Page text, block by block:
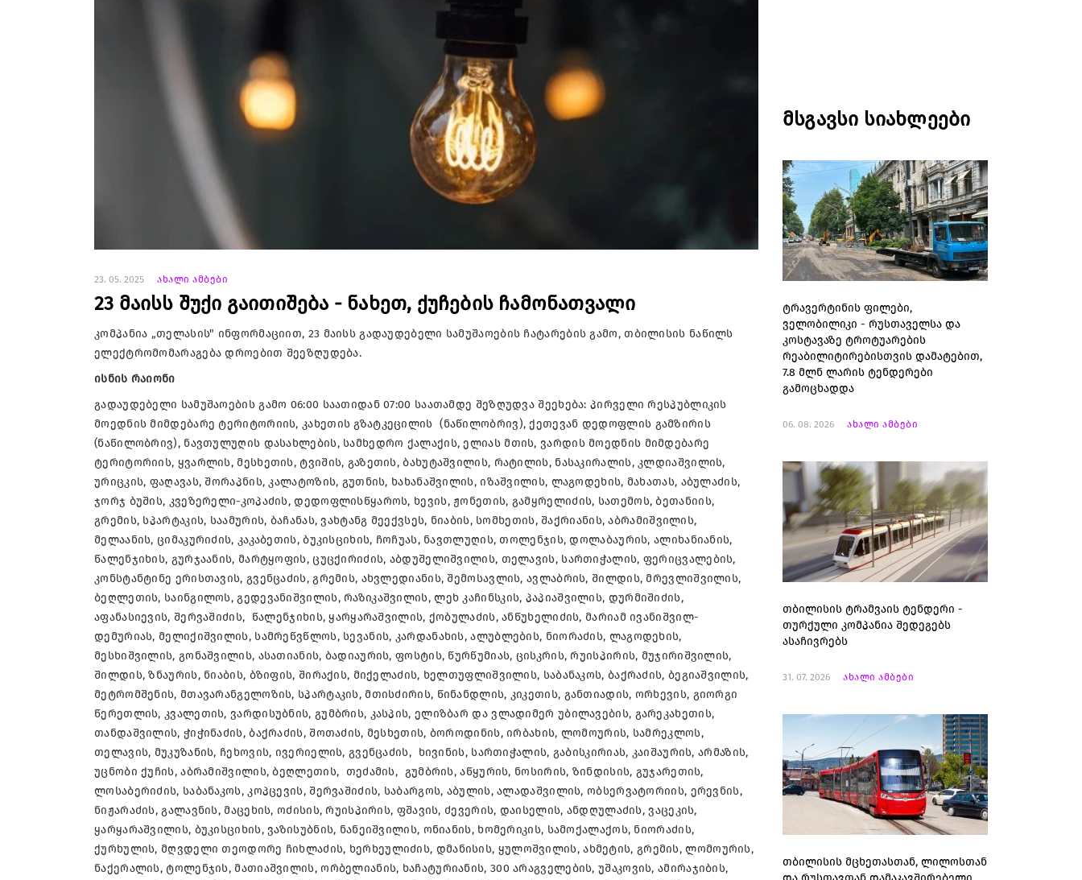
23. 05. 2025 ახალი ამბები
23 მაისს შუქი გაითიშება - ნახეთ, ქუჩების ჩამონათვალი
კომპანია „თელასის" ინფორმაციით, 23 მაისს გადაუდებელი სამუშაოების ჩატარების გამო, თბილისის ნაწილს
ელექტრომომარაგება დროებით შეეზღუდება.
ისნის რაიონი
გადაუდებელი სამუშაოების გამო 06:00 საათიდან 07:00 საათამდე შეზღუდვა შეეხება: პირველი რესპუბლიკის
მოედნის მიმდებარე ტერიტორიის, კახეთის გზატკეცილის (ნაწილობრივ), ქეთევან დედოფლის გამზირის
(ნაწილობრივ), ნავთულუღის დასახლების, სამხედრო ქალაქის, ელიას მთის, ვარდის მოედნის მიმდებარე
ტერიტორიის, ყვარლის, მესხეთის, ტვიშის, გაზეთის, ბახუტაშვილის, რატილის, ნასაკირალის, კლდიაშვილის,
ურიცკის, ფაღავას, შორაპნის, კალატოზის, გუთნის, ხახანაშვილის, იზაშვილის, ლაგოდეხის, მახათას, აბულაძის,
ჯორჯ ბუშის, კვეზერელი-კოპაძის, დედოფლისწყაროს, ხევის, ჟონეთის, გამყრელიძის, სათემოს, ბეთანიის,
გრემის, სპარტაკის, საამურის, ბაჩანას, ვახტანგ მეექვსეს, ნიაბის, სომხეთის, შაქრიანის, აბრამიშვილის,
მელაანის, ციმაკურიძის, კაკაბეთის, ბუკისციხის, ჩოჩუას, ნავთლუღის, თოლენჯის, დოლაბაურის, ალიხანიანის,
წალენჯიხის, გურჯაანის, მარტყოფის, ცუცქირიძის, აბდუშელიშვილის, თელავის, სართიჭალის, ფერიცვალების,
კონსტანტინე ერისთავის, გვენცაძის, გრემის, ახვლედიანის, შემოსავლის, ავლაბრის, შილდის, მრევლიშვილის,
ბეღლეთის, საინგილოს, გედევანიშვილის, რაზიკაშვილის, ლეხ კაჩინსკის, პაპიაშვილის, დურმიშიძის,
აფანასიევის, შერვაშიძის, წალენჯიხის, ყარყარაშვილის, ქობულაძის, ანწუხელიძის, მარიამ ივანიშვილ-
დემურიას, მელიქიშვილის, სამრეწვწლოს, სევანის, კარდანახის, ალუბლების, ნიორაძის, ლაგოდეხის,
მესხიშვილის, გონაშვილის, ასათიანის, ბადიაურის, ფოსტის, წურწუმიას, ცისკრის, რუისპირის, მუჯირიშვილის,
შილდის, ზნაურის, ნიაბის, ბზიფის, შირაქის, მიქელაძის, ხელთუფლიშვილის, საბანაკოს, ბაქრაძის, ბეგიაშვილის,
მეტრომშენის, მთავარანგელოზის, სპარტაკის, მთისძირის, წინანდლის, კიკეთის, განთიადის, ორხევის, გიორგი
წერეთლის, კვალეთის, ვარდისუბნის, გუმბრის, კასპის, ელიზბარ და ვლადიმერ უბილავების, გარეკახეთის,
თანდაშვილის, ჭიჭინაძის, ბაქრაძის, შოთაძის, მესხეთის, ბოროდინის, ირბახის, ლომოურის, სამრეკლოს,
თელავის, მუკუზანის, ჩეხოვის, ივერიელის, გვენცაძის, ხივინის, სართიჭალის, გაბისკირიას, კაიშაურის, არმაზის,
უცნობი ქუჩის, აბრამიშვილის, ბეღლეთის, თეძამის, გუმბრის, აწყურის, ნოსირის, ზინდისის, გუჯარეთის,
ლოსაბერიძის, საბანაკოს, კოპცევის, შერვაშიძის, საბარგოს, აბულის, ალადაშვილის, ობსერვატორიის, ერევნის,
ნიჟარაძის, გალავნის, მაცეხის, ოძისის, რუისპირის, ფშავის, ძევერის, დაისელის, ანდღულაძის, ვაცეკის,
ყარყარაშვილის, ბუკისციხის, ვაზისუბნის, ნანეიშვილის, ონიანის, ხომერიკის, სამოქალაქოს, ნიორაძის,
ქურხულის, მღვდელი თეოდორე ჩიხლაძის, ხერხეულიძის, დმანისის, ყულოშვილის, ახმეტის, გრემის, ლომოურის,
ნაქერალის, ტოლენჯის, მათიაშვილის, ორბელიანის, ხაჩატურიანის, 300 არაგველების, უშაკოვის, ამირაჯიბის,
მსგავსი სიახლეები
ტრავერტინის ფილები,
ველობილიკი - რუსთაველსა და
კოსტავაზე ტროტუარების
რეაბილიტირებისთვის დამატებით,
7.8 მლნ ლარის ტენდერები
გამოცხადდა
06. 08. 2026 ახალი ამბები
თბილისის ტრამვაის ტენდერი -
თურქული კომპანია შედეგებს
ასაჩივრებს
31. 07. 2026 ახალი ამბები
თბილისის მცხეთასთან, ლილოსთან